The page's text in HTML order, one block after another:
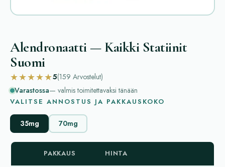
Alendronaatti — Kaikki Statiinit
Suomi
★★★★★5(159 Arvostelut)
Varastossa— valmis toimitettavaksi tänään
VALITSE ANNOSTUS JA PAKKAUSKOKO
35mg 70mg
PAKKAUS HINTA